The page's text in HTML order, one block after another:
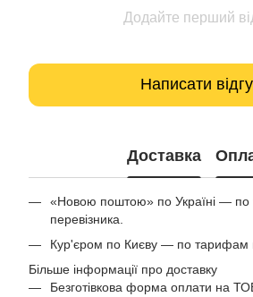
Додайте перший
Написати
Доставка
«Новою поштою» по Україні —
перевізника.
Кур'єром по Києву — по тарифам
Більше інформації про доставку
Безготівкова форма оплати на